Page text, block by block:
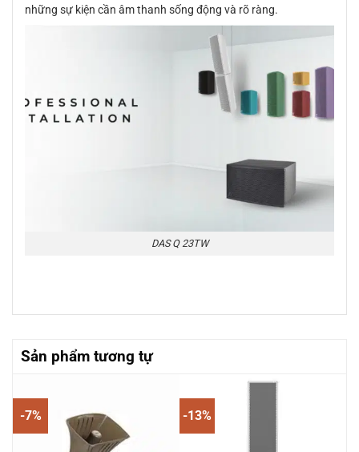
những sự kiện cần âm thanh sống động và rõ ràng.
DAS Q 23TW
Sản phẩm tương tự
-7% -13%